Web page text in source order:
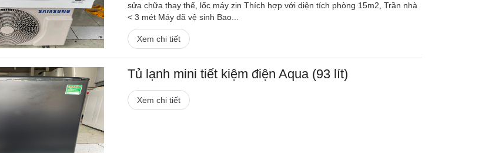
sửa chữa thay thế, lốc máy zin Thích hợp với diện tích phòng 15m2, Trần nhà
< 3 mét Máy đã vệ sinh Bao...
Xem chi tiết
Tủ lạnh mini tiết kiệm điện Aqua (93 lít)
Xem chi tiết